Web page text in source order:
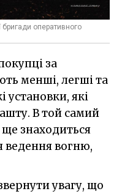
оперативного
за
менші, легші та
установки, які
В той самий
ще знаходиться
ведення вогню,
увагу, що